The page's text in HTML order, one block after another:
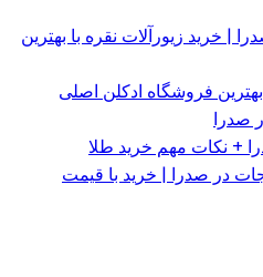
| خرید زیورآلات نقره با بهترین
فروشگاه ادکلن اصلی
صدرا
+ نکات مهم خرید طلا
در صدرا | خرید با قیمت